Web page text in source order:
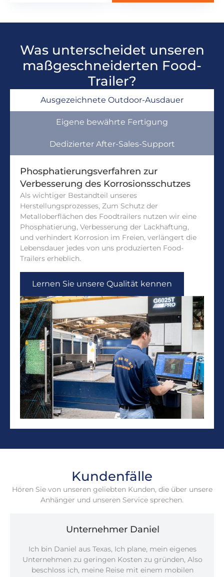
Was unterscheidet unseren
maßgeschneiderten Food-
Trailer?
Ausgezeichnete Outdoor-Ausdauer
Eigene bewährte Fertigung
Dedizierter After-Sales-Support
Phosphatierungsverfahren zur
Verbesserung des Korrosionsschutzes
Als wichtiger Bestandteil unseres
Herstellungsprozesses, Zum Schutz der
Metalloberflächen des Foodtrailers nutzen wir eine
Phosphatierung, Verbesserung der Lackhaftung,
und verhindert Korrosion im Freien, verlängert die
Lebensdauer jedes von uns produzierten Food-
Trailers erheblich.
Lernen Sie unsere Qualität kennen
Kundenfälle
Hören Sie von unseren geliebten Kunden, die über unsere
Anhänger und unseren Service sprechen.
Unternehmer Daniel
Ich bin Daniel aus Texas, Ich plane, mein eigenes
Unternehmen zu geringen Kosten zu gründen, Also
beschloss ich, meine Reise mit einem mobilen